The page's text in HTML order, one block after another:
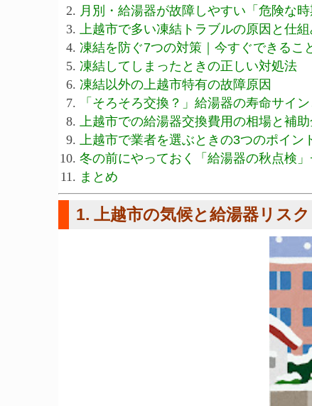
月別・給湯器が故障しやすい「危険な
上越市で多い凍結トラブルの原因と仕組
凍結を防ぐ7つの対策｜今すぐできるこ
凍結してしまったときの正しい対処法
凍結以外の上越市特有の故障原因
「そろそろ交換？」給湯器の寿命サイ
上越市での給湯器交換費用の相場と補
上越市で業者を選ぶときの3つのポイン
冬の前にやっておく「給湯器の秋点検
まとめ
1. 上越市の気候と給湯器リス